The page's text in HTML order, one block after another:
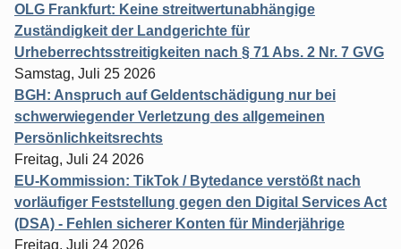
OLG Frankfurt: Keine streitwertunabhängige
Zuständigkeit der Landgerichte für
Urheberrechtsstreitigkeiten nach § 71 Abs. 2 Nr. 7 GVG
Samstag, Juli 25 2026
BGH: Anspruch auf Geldentschädigung nur bei
schwerwiegender Verletzung des allgemeinen
Persönlichkeitsrechts
Freitag, Juli 24 2026
EU-Kommission: TikTok / Bytedance verstößt nach
vorläufiger Feststellung gegen den Digital Services Act
(DSA) - Fehlen sicherer Konten für Minderjährige
Freitag, Juli 24 2026